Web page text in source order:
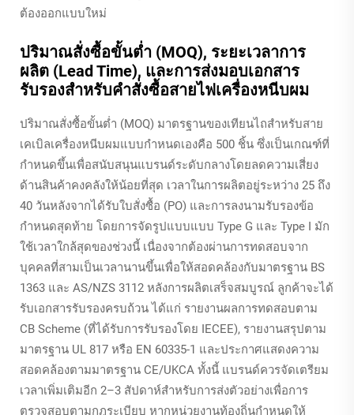
ต้องออกแบบใหม่
ปริมาณสั่งซื้อขั้นต่ำ (MOQ), ระยะเวลาการ
ผลิต (Lead Time), และการส่งมอบเอกสาร
รับรองสำหรับคำสั่งซื้อสายไฟเครื่องหนีบผม
ปริมาณสั่งซื้อขั้นต่ำ (MOQ) มาตรฐานของเทียนไถสำหรับสาย
เคเบิลเครื่องหนีบผมแบบกำหนดเองคือ 500 ชิ้น ซึ่งเป็นเกณฑ์ที่
กำหนดขึ้นเพื่อสนับสนุนแบรนด์ระดับกลางโดยลดความเสี่ยง
ด้านสินค้าคงคลังให้น้อยที่สุด เวลาในการผลิตอยู่ระหว่าง 25 ถึง
40 วันหลังจากได้รับใบสั่งซื้อ (PO) และการลงนามรับรองข้อ
กำหนดสุดท้าย โดยการจัดรูปแบบแบบ Type G และ Type I มัก
ใช้เวลาใกล้สุดของช่วงนี้ เนื่องจากต้องผ่านการทดสอบจาก
บุคคลที่สามเป็นเวลานานขึ้นเพื่อให้สอดคล้องกับมาตรฐาน BS
1363 และ AS/NZS 3112 หลังการผลิตเสร็จสมบูรณ์ ลูกค้าจะได้
รับเอกสารรับรองครบถ้วน ได้แก่ รายงานผลการทดสอบตาม
CB Scheme (ที่ได้รับการรับรองโดย IECEE), รายงานสรุปตาม
มาตรฐาน UL 817 หรือ EN 60335-1 และประกาศแสดงความ
สอดคล้องตามมาตรฐาน CE/UKCA ทั้งนี้ แบรนด์ควรจัดเตรียม
เวลาเพิ่มเติมอีก 2–3 สัปดาห์สำหรับการส่งตัวอย่างเพื่อการ
ตรวจสอบตามกฎระเบียบ หากหน่วยงานท้องถิ่นกำหนดให้